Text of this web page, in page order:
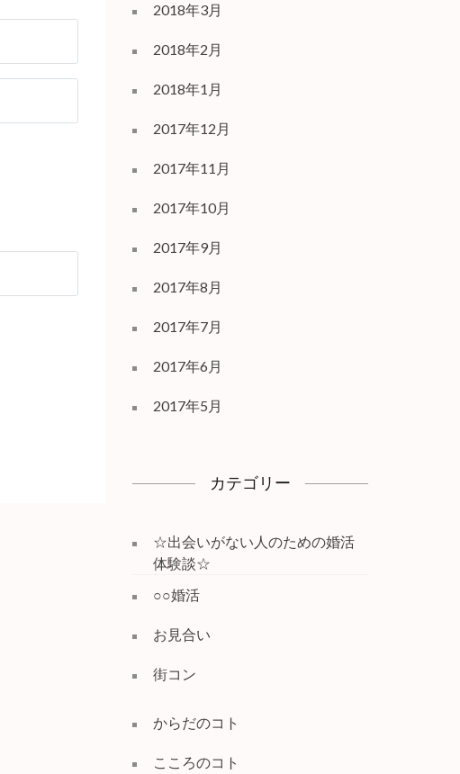
2018年3月
2018年2月
2018年1月
2017年12月
2017年11月
2017年10月
2017年9月
2017年8月
2017年7月
2017年6月
2017年5月
カテゴリー
☆出会いがない人のための婚活
体験談☆
○○婚活
お見合い
街コン
からだのコト
こころのコト